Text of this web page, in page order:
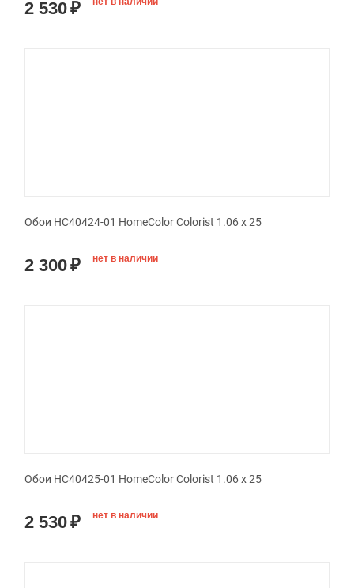
2 530₽
Обои HC40424-01 HomeColor Colorist 1.06 x 25
2 300₽ нет в наличии
Обои HC40425-01 HomeColor Colorist 1.06 x 25
2 530₽ нет в наличии